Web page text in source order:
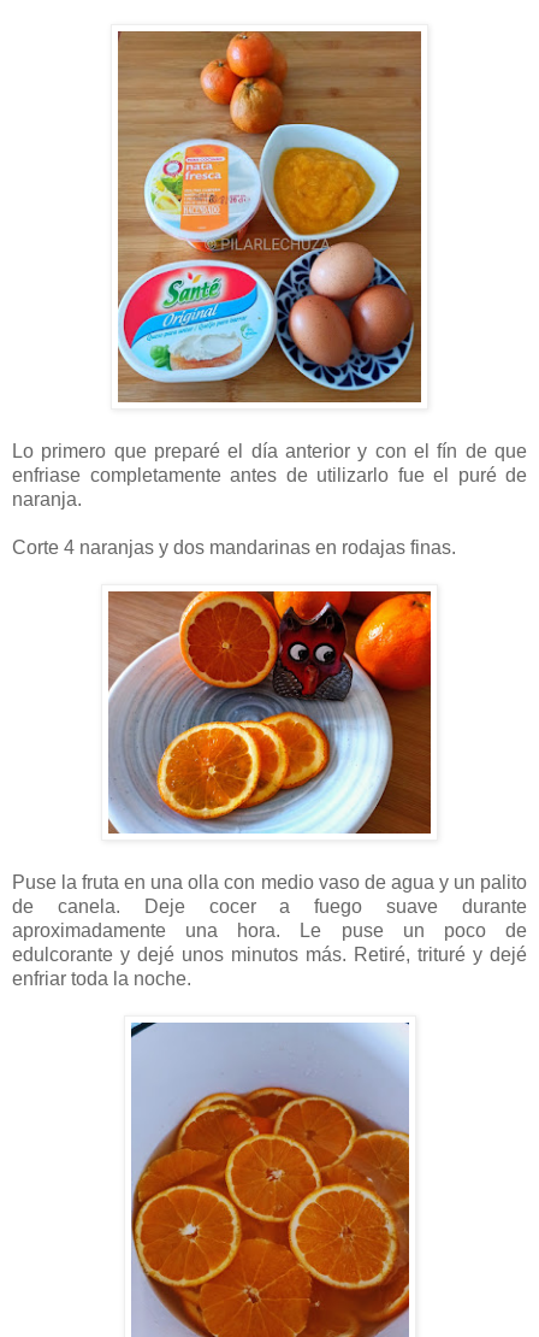
Lo primero que preparé el día anterior y con el fín de que
enfriase completamente antes de utilizarlo fue el puré de
naranja.
Corte 4 naranjas y dos mandarinas en rodajas finas.
Puse la fruta en una olla con medio vaso de agua y un palito
de canela. Deje cocer a fuego suave durante
aproximadamente una hora. Le puse un poco de
edulcorante y dejé unos minutos más. Retiré, trituré y dejé
enfriar toda la noche.